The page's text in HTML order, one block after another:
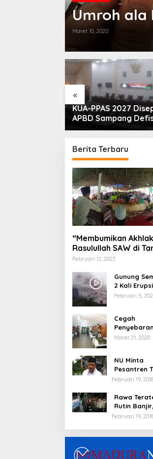
Umroh ala
Maret 10, 2020
«
KUA-PPAS 2027
APBD Sampang
Berita Terbaru
“Membumikan Akhlak
Rasulullah SAW di
Nusantara”
Februari 12, 2023
Gunung
2 Kali Erupsi
dengan
Februari 5,
Cegah
Penyebaran
Virus
Pelayanan
Maret 21, 2020
NU Minta
Pesantren
Terprovokasi
Februari 19, 2018
Rawa
Rutin Banjir,
Anies Bakal
Februari 19, 2018